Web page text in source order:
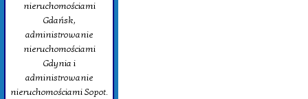
nieruchomościami
Gdańsk,
administrowanie
nieruchomościami
Gdynia i
administrowanie
nieruchomościami Sopot.